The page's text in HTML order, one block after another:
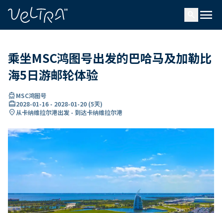
menu
乘坐MSC鸿图号出发的巴哈马及加勒比
海5日游邮轮体验
directions_boatMSC鸿图号
card_travel2028-01-16 - 2028-01-20 (5天)
location_on从卡纳维拉尔港出发 - 到达卡纳维拉尔港